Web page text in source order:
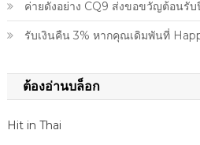
ค่ายดังอย่าง CQ9 ส่งขอขวัญต้อนรั
รับเงินคืน 3% หากคุณเดิมพันที่
ต้องอ่านบล็อก
Hit in Thai